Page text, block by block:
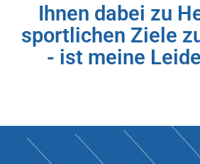
Ihnen dabei zu
sportlichen Ziele
- ist meine